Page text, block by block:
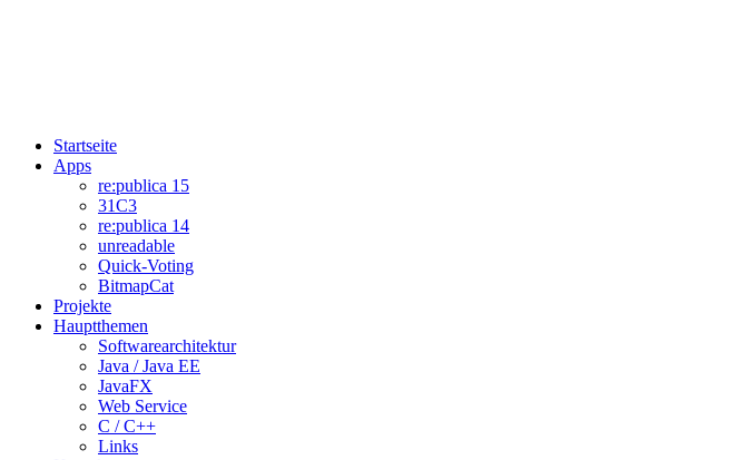
Startseite
Apps
re:publica 15
31C3
re:publica 14
unreadable
Quick-Voting
BitmapCat
Projekte
Hauptthemen
Softwarearchitektur
Java / Java EE
JavaFX
Web Service
C / C++
Links